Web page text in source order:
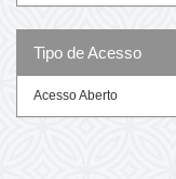
Tipo de Acesso
Acesso Aberto